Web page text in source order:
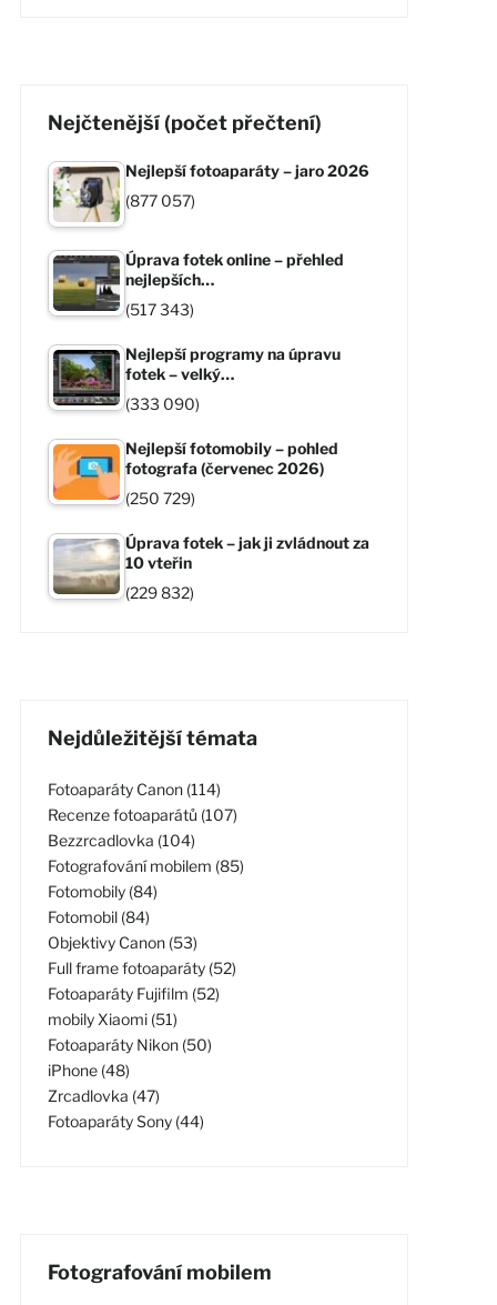
Nejčtenější (počet přečtení)
Nejlepší fotoaparáty – jaro 2026
(877 057)
Úprava fotek online – přehled
nejlepších…
(517 343)
Nejlepší programy na úpravu
fotek – velký…
(333 090)
Nejlepší fotomobily – pohled
fotografa (červenec 2026)
(250 729)
Úprava fotek – jak ji zvládnout za
10 vteřin
(229 832)
Nejdůležitější témata
Fotoaparáty Canon (114)
Recenze fotoaparátů (107)
Bezzrcadlovka (104)
Fotografování mobilem (85)
Fotomobily (84)
Fotomobil (84)
Objektivy Canon (53)
Full frame fotoaparáty (52)
Fotoaparáty Fujifilm (52)
mobily Xiaomi (51)
Fotoaparáty Nikon (50)
iPhone (48)
Zrcadlovka (47)
Fotoaparáty Sony (44)
Fotografování mobilem